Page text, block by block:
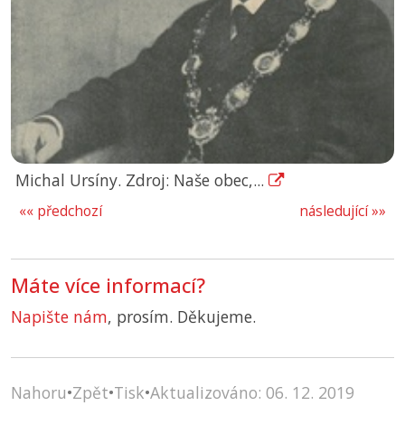
Michal Ursíny. Zdroj: Naše obec,...
následující »»
«« předchozí
Máte více informací?
Napište nám, prosím. Děkujeme.
Nahoru•Zpět•Tisk•Aktualizováno: 06. 12. 2019